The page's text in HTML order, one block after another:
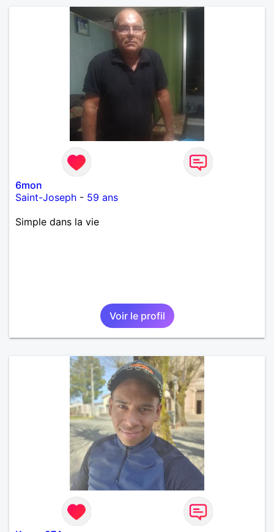
6mon
Saint-Joseph - 59 ans
Simple dans la vie
Voir le profil